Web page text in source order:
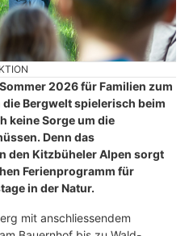
2026 für Familien zum
Bergwelt spielerisch beim
keine Sorge um die
Denn das
den Kitzbüheler Alpen sorgt
Ferienprogramm für
in der Natur.
mit anschliessendem